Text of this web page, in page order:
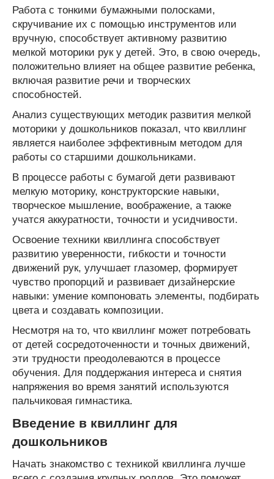
Работа с тонкими бумажными полосками,
скручивание их с помощью инструментов или
вручную, способствует активному развитию
мелкой моторики рук у детей. Это, в свою очередь,
положительно влияет на общее развитие ребенка,
включая развитие речи и творческих
способностей.
Анализ существующих методик развития мелкой
моторики у дошкольников показал, что квиллинг
является наиболее эффективным методом для
работы со старшими дошкольниками.
В процессе работы с бумагой дети развивают
мелкую моторику, конструкторские навыки,
творческое мышление, воображение, а также
учатся аккуратности, точности и усидчивости.
Освоение техники квиллинга способствует
развитию уверенности, гибкости и точности
движений рук, улучшает глазомер, формирует
чувство пропорций и развивает дизайнерские
навыки: умение компоновать элементы, подбирать
цвета и создавать композиции.
Несмотря на то, что квиллинг может потребовать
от детей сосредоточенности и точных движений,
эти трудности преодолеваются в процессе
обучения. Для поддержания интереса и снятия
напряжения во время занятий используются
пальчиковая гимнастика.
Введение в квиллинг для
дошкольников
Начать знакомство с техникой квиллинга лучше